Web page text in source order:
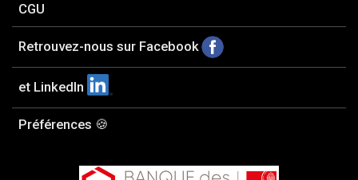
CGU
Retrouvez-nous sur Facebook
et LinkedIn
Préférences 🍪